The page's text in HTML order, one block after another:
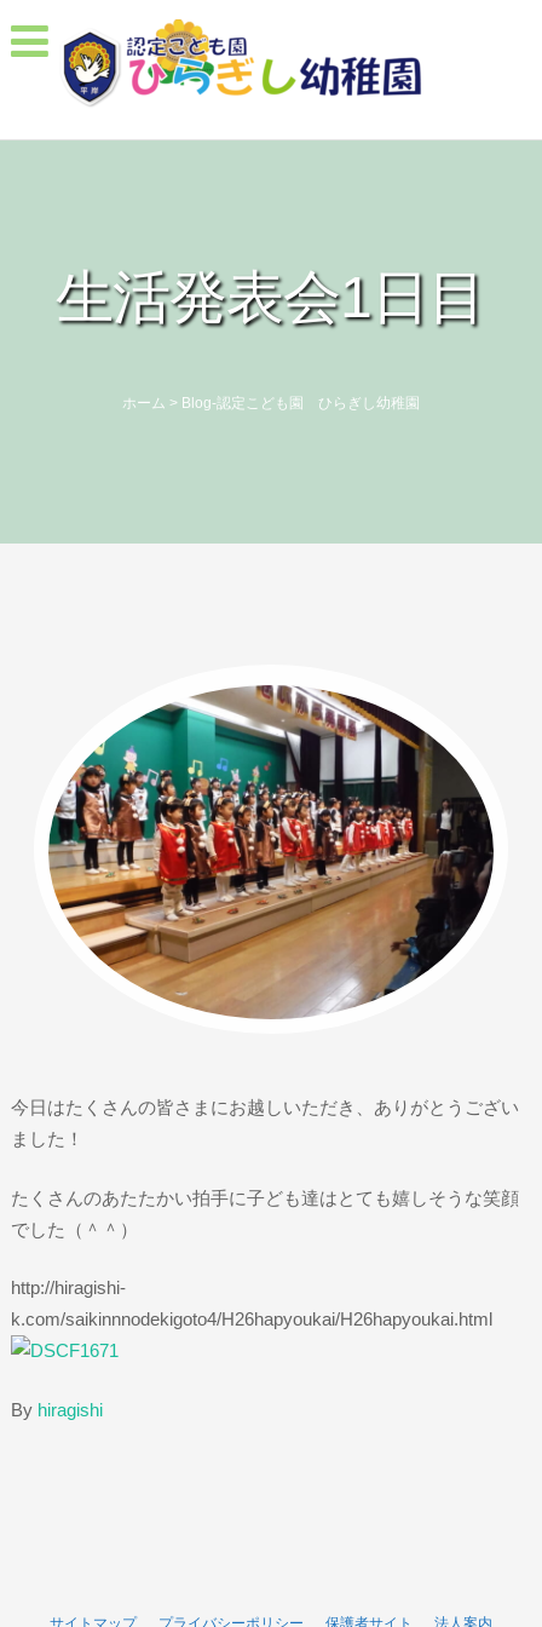
生活発表会1日目
ホーム > Blog-認定こども園 ひらぎし幼稚園
今日はたくさんの皆さまにお越しいただき、ありがとうござい
ました！
たくさんのあたたかい拍手に子ども達はとても嬉しそうな笑顔
でした（＾＾）
http://hiragishi-
k.com/saikinnnodekigoto4/H26hapyoukai/H26hapyoukai.html
By hiragishi
サイトマップ プライバシーポリシー 保護者サイト 法人案内